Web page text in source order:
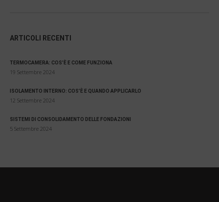
ARTICOLI RECENTI
TERMOCAMERA: COS’È E COME FUNZIONA
19 Settembre 2024
ISOLAMENTO INTERNO: COS’È E QUANDO APPLICARLO
12 Settembre 2024
SISTEMI DI CONSOLIDAMENTO DELLE FONDAZIONI
5 Settembre 2024